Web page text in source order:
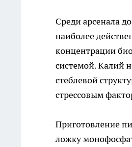
Среди арсенала
наиболее
концентрации
системой. Калий
стеблевой
стрессовым
Приготовление
ложку